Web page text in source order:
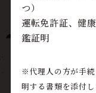
つ）
運転免許証、健
鑑証明
※代理人の方が手
明する書類を添付し